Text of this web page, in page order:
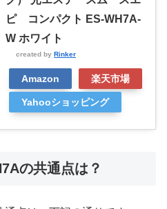
ピ コンパクト ES-WH7A-
W ホワイト
created by Rinker
Amazon 楽天市場
Yahooショッピング
の共通点は？